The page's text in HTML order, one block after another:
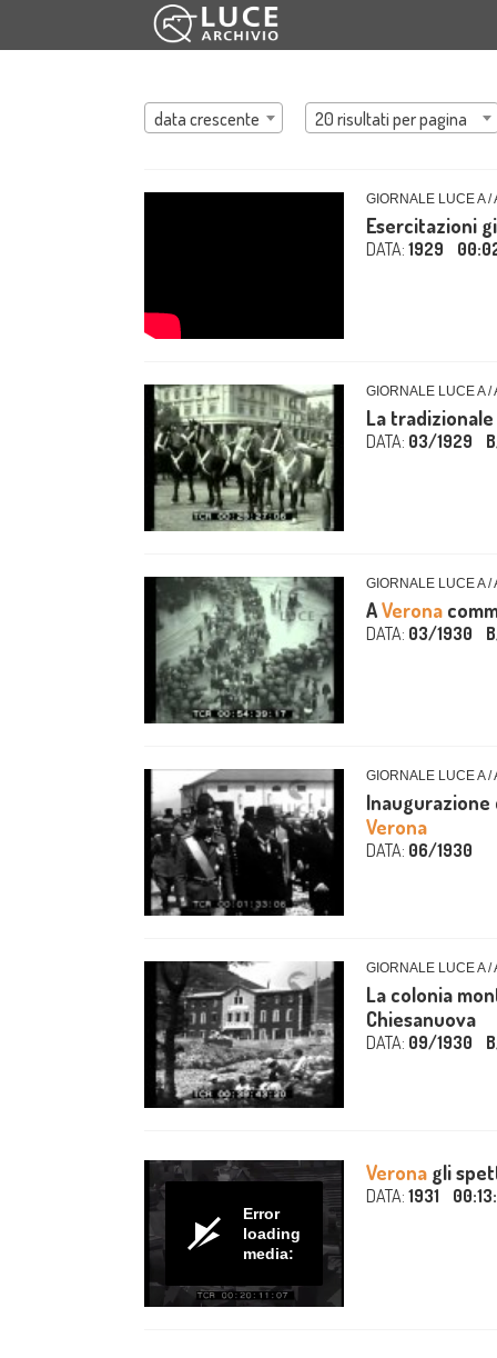
data crescente 20 risultati per pagina
GIORNALE LUCE A /
Esercitazioni
DATA: 1929
GIORNALE LUCE A /
La
DATA: 03/1929
GIORNALE LUCE A /
AVerona
DATA: 03/1930
GIORNALE LUCE A /
Verona
DATA: 06/1930
GIORNALE LUCE A /
La colonia
Chiesanuova
DATA: 09/1930
Error
loading
media:
Verona gli
DATA: 1931